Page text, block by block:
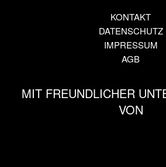
KONTAKT
DATENSCHUTZ
IMPRESSUM
AGB
MIT FREUNDLICHER
VON